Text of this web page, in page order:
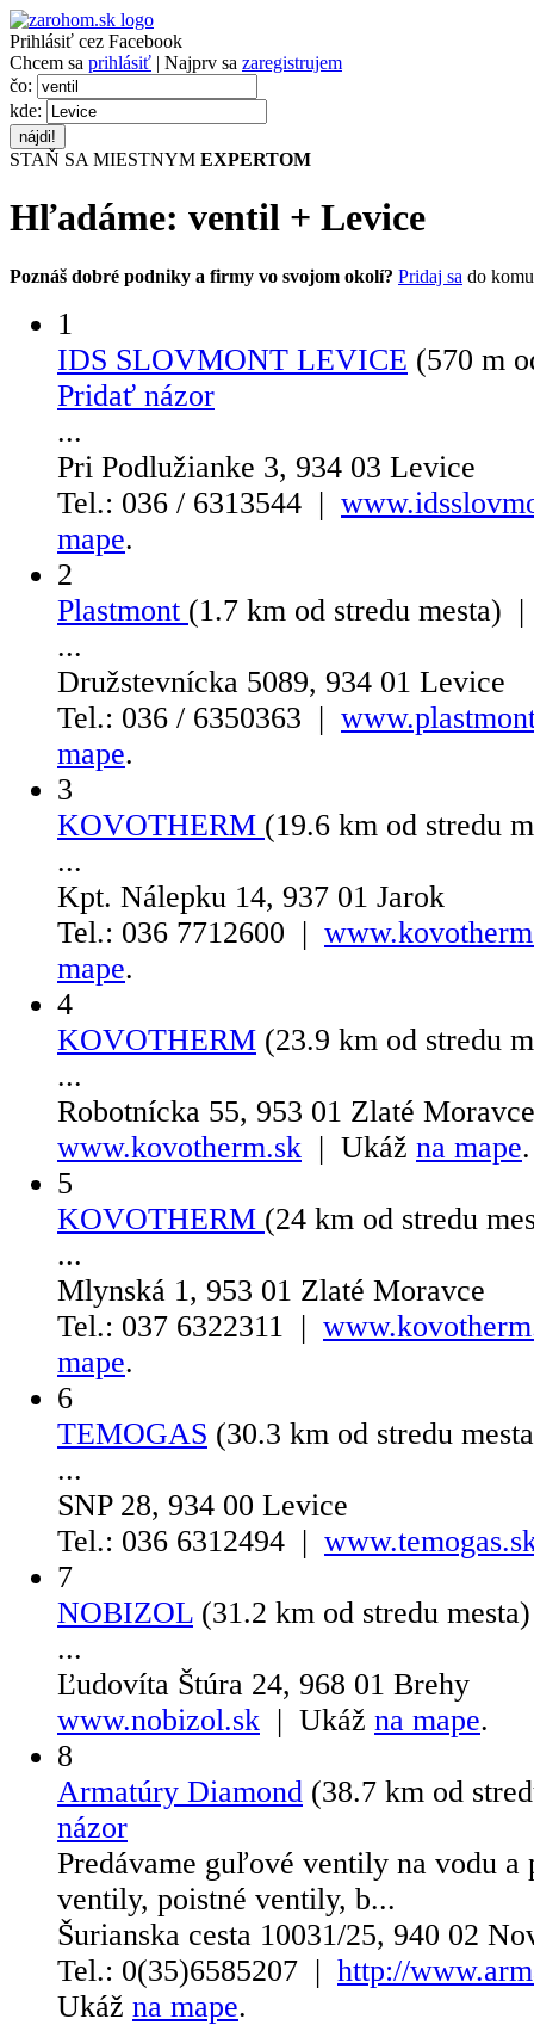
Prihlásiť cez Facebook
Chcem sa prihlásiť | Najprv sa zaregistrujem
čo:
kde:
STAŇ SA MIESTNYM EXPERTOM
Hľadáme: ventil + Levice
Poznáš dobré podniky a firmy vo svojom okolí? Pridaj sa do
1
IDS SLOVMONT LEVICE (570 m
Pridať názor
...
Pri Podlužianke 3, 934 03 Levice
Tel.: 036 / 6313544 |
mape.
2
Plastmont (1.7 km od stredu mesta)
...
Družstevnícka 5089, 934 01 Levice
Tel.: 036 / 6350363 |
mape.
3
KOVOTHERM (19.6 km od stredu
...
Kpt. Nálepku 14, 937 01 Jarok
Tel.: 036 7712600 |
mape.
4
KOVOTHERM (23.9 km od stredu
...
Robotnícka 55, 953 01 Zlaté Moravce
www.kovotherm.sk | Ukáž na mape.
5
KOVOTHERM (24 km od stredu
...
Mlynská 1, 953 01 Zlaté Moravce
Tel.: 037 6322311 |
mape.
6
TEMOGAS (30.3 km od stredu
...
SNP 28, 934 00 Levice
Tel.: 036 6312494 |
7
NOBIZOL (31.2 km od stredu
...
Ľudovíta Štúra 24, 968 01 Brehy
www.nobizol.sk | Ukáž na mape.
8
Armatúry Diamond (38.7 km od
názor
Predávame guľové ventily na vodu a
ventily, poistné ventily, b...
Šurianska cesta 10031/25, 940 02
Tel.: 0(35)6585207 | http://
Ukáž na mape.